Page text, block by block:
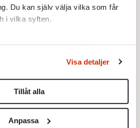
Du kan själv välja vilka som får
i vilka syften.
dina personliga uppgifter
tillbaka ditt samtycke när som
för att anpassa innehållet
analysera vår trafik. Vi
Visa detaljer
Tillåt alla
Anpassa